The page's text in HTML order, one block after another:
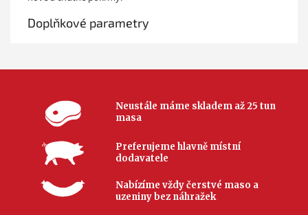
Doplňkové parametry
Neustále máme skladem až 25 tun
masa
Preferujeme hlavně místní
dodavatele
Nabízíme vždy čerstvé maso a
uzeniny bez náhražek